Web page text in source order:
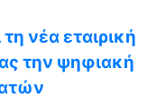
νέα εταιρική
την ψηφιακή